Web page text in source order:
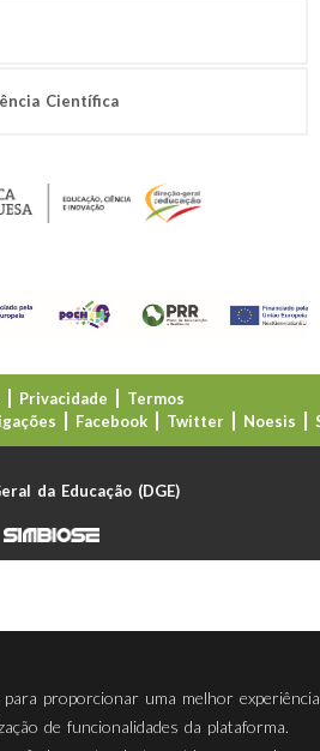
Científica
Privacidade
Termos
Facebook Twitter Noesis
da Educação (DGE)
proporcionar uma melhor
de funcionalidades da plataforma.